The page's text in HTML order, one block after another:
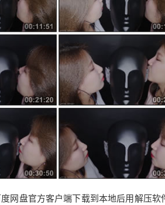
网盘官方客户端下载到本地后用解压